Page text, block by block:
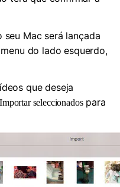
seu Mac será lançada
do lado esquerdo,
que deseja
Importar seleccionadospara